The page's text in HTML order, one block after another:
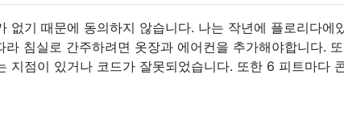
없기 때문에 동의하지 않습니다. 나는 작년에 플로리다에
라 침실로 간주하려면 옷장과 에어컨을 추가해야합니다.
지점이 있거나 코드가 잘못되었습니다. 또한 6 피트마다